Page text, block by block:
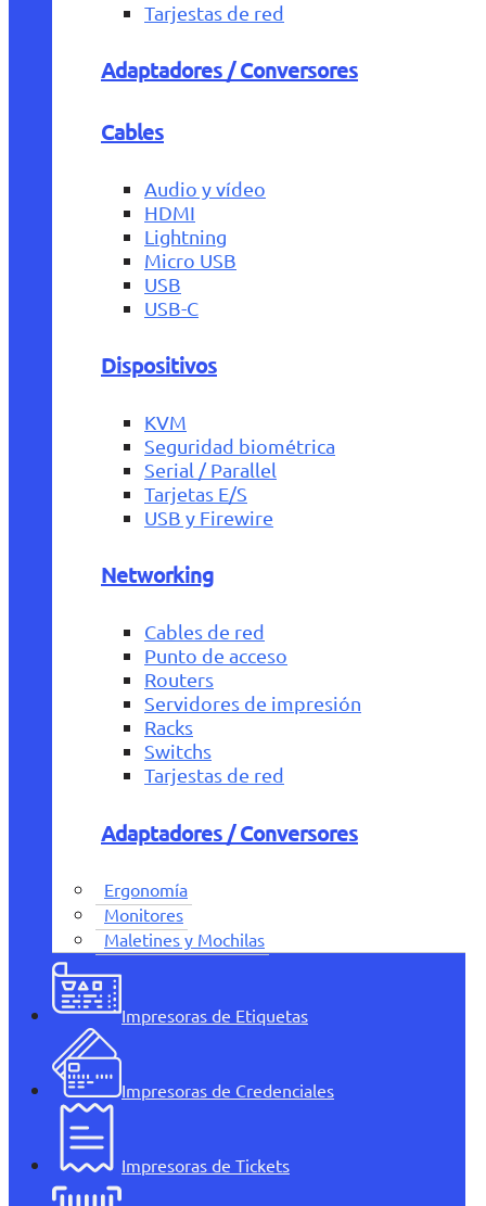
Tarjestas de red
Adaptadores / Conversores
Cables
Audio y vídeo
HDMI
Lightning
Micro USB
USB
USB-C
Dispositivos
KVM
Seguridad biométrica
Serial / Parallel
Tarjetas E/S
USB y Firewire
Networking
Cables de red
Punto de acceso
Routers
Servidores de impresión
Racks
Switchs
Tarjestas de red
Adaptadores / Conversores
Ergonomía
Monitores
Maletines y Mochilas
Impresoras de Etiquetas
Impresoras de Credenciales
Impresoras de Tickets